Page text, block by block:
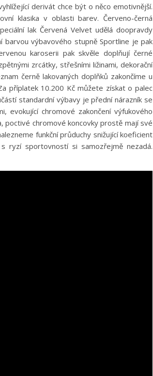
derivát chce být o něco emotivnější.
klasika v oblasti barev. Červeno-černá
lak Červená Velvet udělá doopravdy
barvou výbavového stupně Sportline je pak
karoserii pak skvěle doplňují černé
zrcátky, střešními ližinami, dekorační
černě lakovaných doplňků zakončíme u
příplatek 10.200 Kč můžete získat o palec
standardní výbavy je přední nárazník se
evokující chromové zakončení výfukového
poctivé chromové koncovky prostě mají své
funkční průduchy snižující koeficient
ryzí sportovností si samozřejmě nezadá.